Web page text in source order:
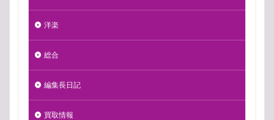
洋楽
総合
編集長日記
買取情報